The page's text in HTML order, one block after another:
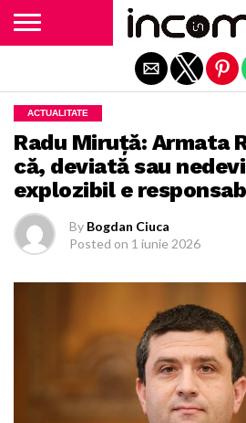
ACTUALITATE
Radu Miruță: Armata
că, deviată sau
explozibil e
By Bogdan Ciuca
Posted on 1 iunie 2026
Exit mobile